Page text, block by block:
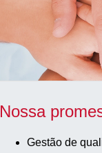
Nossa
Gestão de